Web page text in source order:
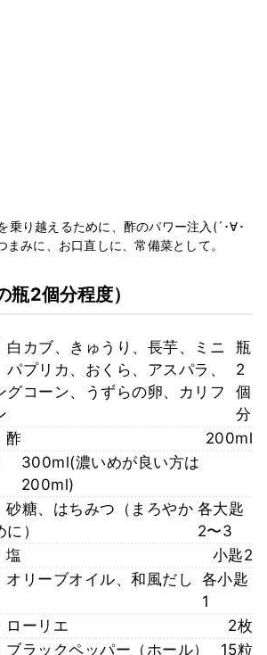
乗り越えるために、酢のパワー注入(´･∀･
みに、お口直しに、常備菜として。
2個分程度）
白カブ、きゅうり、長芋、ミニ
パプリカ、おくら、アスパラ、
グコーン、うずらの卵、カリフ
瓶
2
個
分
酢
200ml
300ml(濃いめが良い方は
200ml)
糖、はちみつ（まろやか
）
各大匙
2〜3
塩
小匙2
リーブオイル、和風だし 各小匙
1
ーリエ
2枚
ラックペッパー（ホール）
15粒